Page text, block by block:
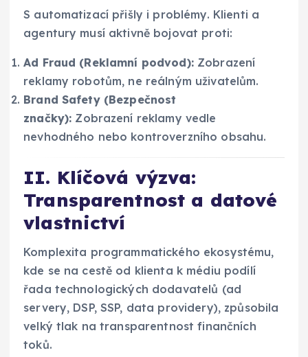
S automatizací přišly i problémy. Klienti a
agentury musí aktivně bojovat proti:
Ad Fraud (Reklamní podvod):Zobrazení
reklamy robotům, ne reálným uživatelům.
Brand Safety (Bezpečnost
značky): Zobrazení reklamy vedle
nevhodného nebo kontroverzního obsahu.
II. Klíčová výzva:
Transparentnost a datové
vlastnictví
Komplexita programmatického ekosystému,
kde se na cestě od klienta k médiu podílí
řada technologických dodavatelů (ad
servery, DSP, SSP, data providery), způsobila
velký tlak na transparentnost finančních
toků.